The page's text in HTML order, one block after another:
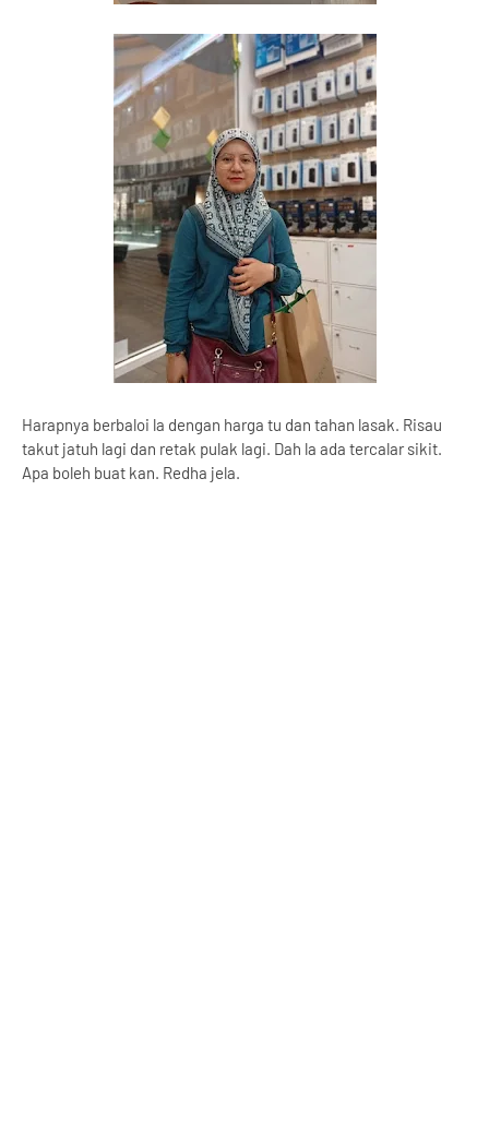
Harapnya berbaloi la dengan harga tu dan tahan lasak. Risau
takut jatuh lagi dan retak pulak lagi. Dah la ada tercalar sikit.
Apa boleh buat kan. Redha jela.